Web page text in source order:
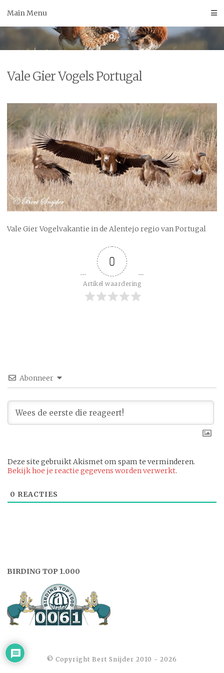
Main Menu
Vale Gier Vogels Portugal
Vale Gier Vogelvakantie in de Alentejo regio van Portugal
0
Artikel waardering
Abonneer
Deze site gebruikt Akismet om spam te verminderen.
Bekijk hoe je reactie gegevens worden verwerkt.
0 REACTIES
BIRDING TOP 1.000
©️ Copyright Bert Snijder 2010 - 2026